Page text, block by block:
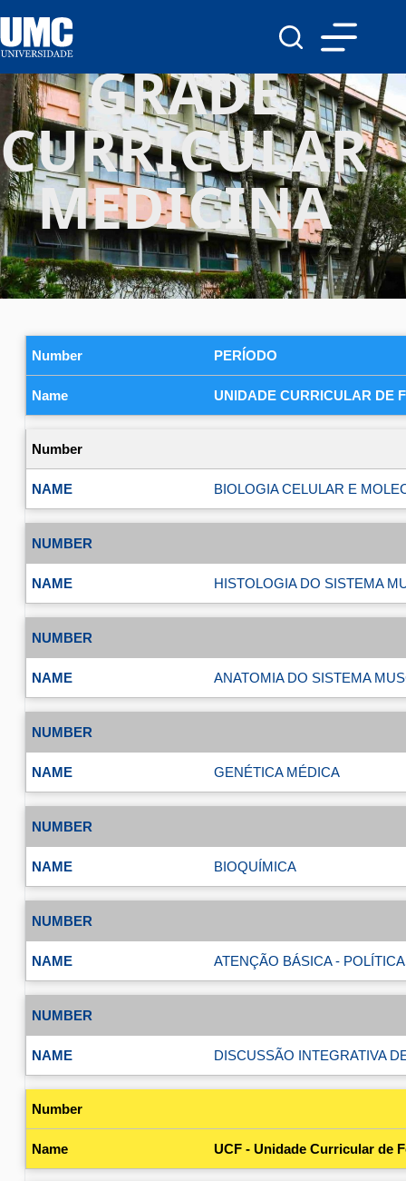
GRADE
CURRICULAR
MEDICINA
PERÍODO
UNIDADE CURRICULAR DE
BIOLOGIA CELULAR E
HISTOLOGIA DO SISTEMA
ANATOMIA DO SISTEMA
GENÉTICA MÉDICA
BIOQUÍMICA
ATENÇÃO BÁSICA -
DISCUSSÃO INTEGRATIVA
UCF - Unidade Curricular de